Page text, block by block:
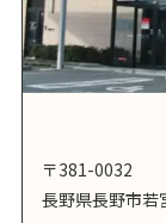
〒381-0032
長野県長野市若